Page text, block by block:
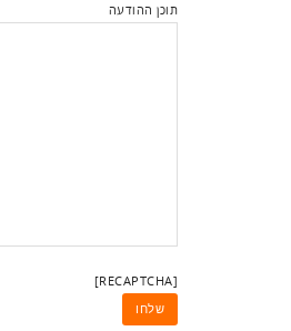
תוכן ההודעה
[RECAPTCHA]